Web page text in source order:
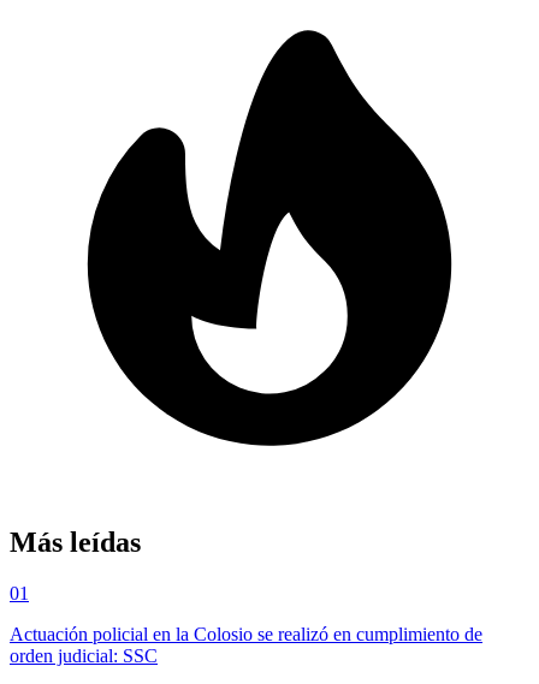
Más leídas
01
Actuación policial en la Colosio se realizó en cumplimiento de
orden judicial: SSC